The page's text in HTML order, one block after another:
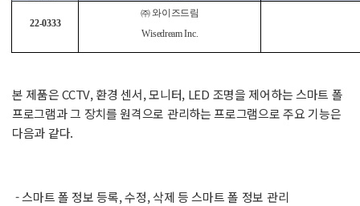
22-0333
㈜ 와이즈드림
Wisedream Inc.
본 제품은 CCTV, 환경 센서, 모니터, LED 조명을 제어하는 스마트 폴
프로그램과 그 장치를 원격으로 관리하는 프로그램으로 주요 기능은
다음과 같다.
- 스마트 폴 정보 등록, 수정, 삭제 등 스마트 폴 정보 관리